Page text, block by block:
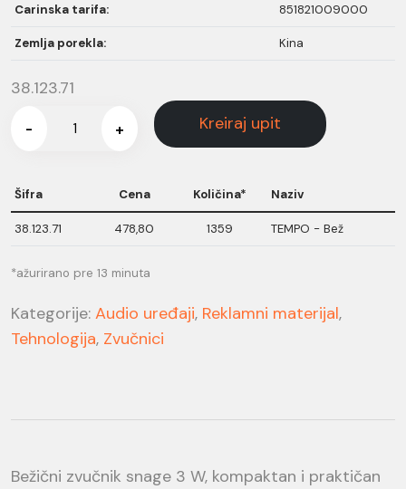
Carinska tarifa: 851821009000
Zemlja porekla: Kina
38.123.71
- + Kreiraj upit
Šifra Cena Količina* Naziv
38.123.71 478,80 1359 TEMPO - Bež
*ažurirano pre 13 minuta
Kategorije: Audio uređaji, Reklamni materijal,
Tehnologija, Zvučnici
Bežični zvučnik snage 3 W, kompaktan i praktičan